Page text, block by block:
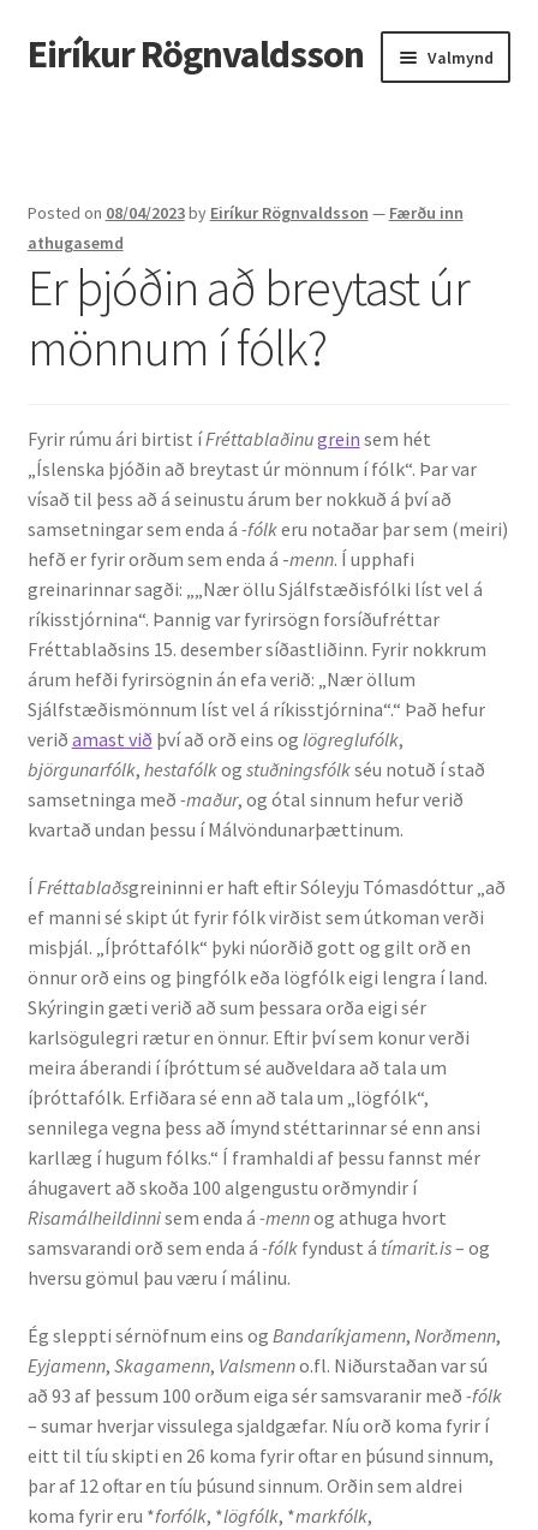
Fara
beint
Hoppa
yfir
Eiríkur Rögnvaldsson Valmynd
Ætt
Líf og starf
Myndir
Kennsla
Kennd námskeið
Kennsluefni
Yfirlit um kennslu
Stjórnun
Innan Háskólans
Samstarfsverkefni
Styrkir og verðlaun
Utan Háskólans
Verkefnisstjórn
Þjónusta
Rannsóknir
Máltækni
Orðalyklar og orðafar
Orðhlutafræði
Samtímasetningafræði
Söguleg setningafræði
Hljóð og hljóðkerfi
Posted on 08/04/2023by Eiríkur Rögnvaldsson — Færðu inn
athugasemd
Er þjóðin að breytast úr
mönnum í fólk?
Fyrir rúmu ári birtist íFréttablaðinugrein sem hét
„Íslenska þjóðin að breytast úr mönnum í fólk“. Þar var
vísað til þess að á seinustu árum ber nokkuð á því að
samsetningar sem enda á -fólkeru notaðar þar sem (meiri)
hefð er fyrir orðum sem enda á -menn. Í upphafi
greinarinnar sagði: „„Nær öllu Sjálfstæðisfólki líst vel á
ríkisstjórnina“. Þannig var fyrirsögn forsíðufréttar
Fréttablaðsins 15. desember síðastliðinn. Fyrir nokkrum
árum hefði fyrirsögnin án efa verið: „Nær öllum
Sjálfstæðismönnum líst vel á ríkisstjórnina“.“ Það hefur
verið amast við því að orð eins og lögreglufólk,
björgunarfólk, hestafólkog stuðningsfólkséu notuð í stað
samsetninga með -maður, og ótal sinnum hefur verið
kvartað undan þessu í Málvöndunarþættinum.
Í Fréttablaðsgreininni er haft eftir Sóleyju Tómasdóttur „að
ef manni sé skipt út fyrir fólk virðist sem útkoman verði
misþjál. „Íþróttafólk“ þyki núorðið gott og gilt orð en
önnur orð eins og þingfólk eða lögfólk eigi lengra í land.
Skýringin gæti verið að sum þessara orða eigi sér
karlsögulegri rætur en önnur. Eftir því sem konur verði
meira áberandi í íþróttum sé auðveldara að tala um
íþróttafólk. Erfiðara sé enn að tala um „lögfólk“,
sennilega vegna þess að ímynd stéttarinnar sé enn ansi
karllæg í hugum fólks.“ Í framhaldi af þessu fannst mér
áhugavert að skoða 100 algengustu orðmyndir í
Risamálheildinnisem enda á -mennog athuga hvort
samsvarandi orð sem enda á -fólk fyndust á tímarit.is– og
hversu gömul þau væru í málinu.
Ég sleppti sérnöfnum eins og Bandaríkjamenn, Norðmenn,
Eyjamenn, Skagamenn, Valsmenno.fl. Niðurstaðan var sú
að 93 af þessum 100 orðum eiga sér samsvaranir með -fólk
– sumar hverjar vissulega sjaldgæfar. Níu orð koma fyrir í
eitt til tíu skipti en 26 koma fyrir oftar en þúsund sinnum,
þar af 12 oftar en tíu þúsund sinnum. Orðin sem aldrei
koma fyrir eru *forfólk, *lögfólk, *markfólk,